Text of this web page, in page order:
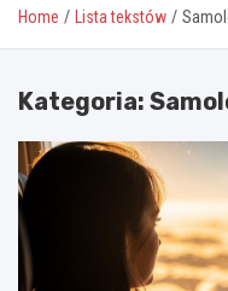
Home Lista tekstów
Kategoria: